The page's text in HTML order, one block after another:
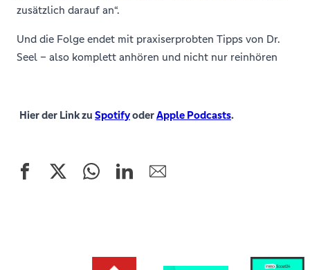
zusätzlich darauf an“.
Und die Folge endet mit praxiserprobten Tipps von Dr.
Seel – also komplett anhören und nicht nur reinhören
Hier der Link zu SpotifyoderApple Podcasts.